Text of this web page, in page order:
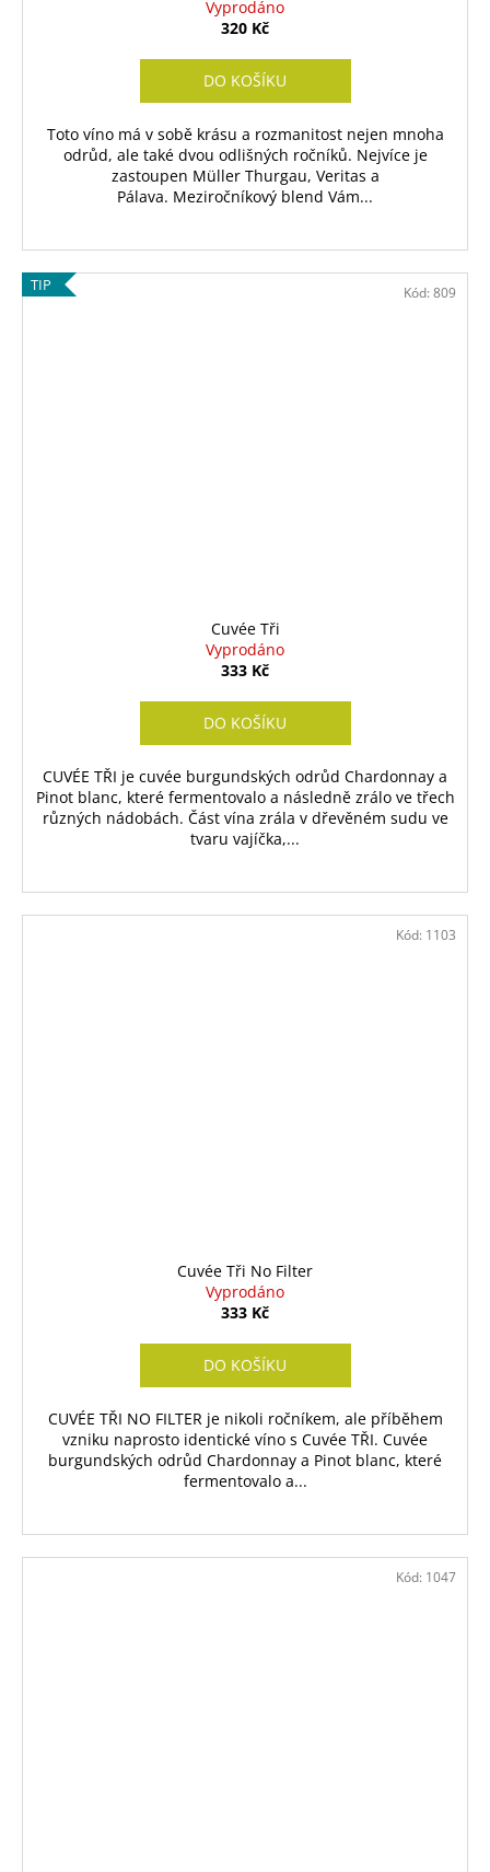
Vyprodáno
320 Kč
DO KOŠÍKU
Toto víno má v sobě krásu a rozmanitost nejen mnoha
odrůd, ale také dvou odlišných ročníků. Nejvíce je
zastoupen Müller Thurgau, Veritas a
Pálava. Meziročníkový blend Vám...
TIP
Cuvée Tři
Vyprodáno
333 Kč
DO KOŠÍKU
CUVÉE TŘI je cuvée burgundských odrůd Chardonnay a
Pinot blanc, které fermentovalo a následně zrálo ve třech
různých nádobách. Část vína zrála v dřevěném sudu ve
tvaru vajíčka,...
Kód: 809
Cuvée Tři No Filter
Vyprodáno
333 Kč
DO KOŠÍKU
CUVÉE TŘI NO FILTER je nikoli ročníkem, ale příběhem
vzniku naprosto identické víno s Cuvée TŘI. Cuvée
burgundských odrůd Chardonnay a Pinot blanc, které
fermentovalo a...
Kód: 1103
Kód: 1047